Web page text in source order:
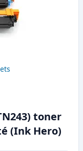
toner
(Ink Hero)